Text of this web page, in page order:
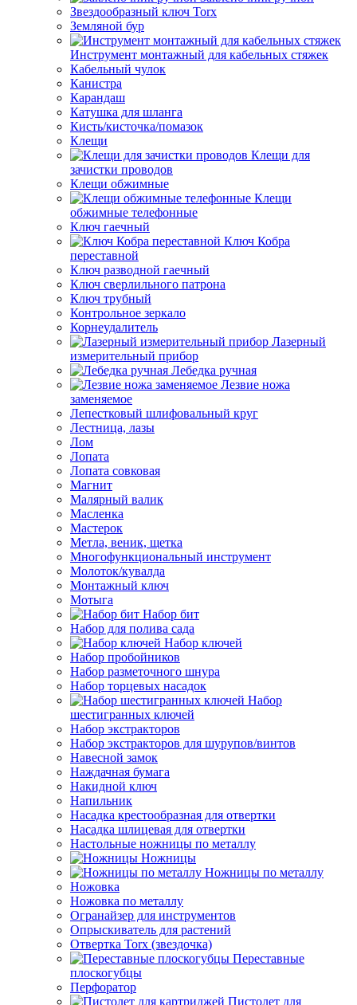
Звездообразный ключ Torx
Земляной бур
Инструмент монтажный для кабельных стяжек
Кабельный чулок
Канистра
Карандаш
Катушка для шланга
Кисть/кисточка/помазок
Клещи
Клещи для
зачистки проводов
Клещи обжимные
Клещи
обжимные телефонные
Ключ гаечный
Ключ Кобра
переставной
Ключ разводной гаечный
Ключ сверлильного патрона
Ключ трубный
Контрольное зеркало
Корнеудалитель
Лазерный
измерительный прибор
Лебедка ручная
Лезвие ножа
заменяемое
Лепестковый шлифовальный круг
Лестница, лазы
Лом
Лопата
Лопата совковая
Магнит
Малярный валик
Масленка
Мастерок
Метла, веник, щетка
Многофункциональный инструмент
Молоток/кувалда
Монтажный ключ
Мотыга
Набор бит
Набор для полива сада
Набор ключей
Набор пробойников
Набор разметочного шнура
Набор торцевых насадок
Набор
шестигранных ключей
Набор экстракторов
Набор экстракторов для шурупов/винтов
Навесной замок
Наждачная бумага
Накидной ключ
Напильник
Насадка крестообразная для отвертки
Насадка шлицевая для отвертки
Настольные ножницы по металлу
Ножницы
Ножницы по металлу
Ножовка
Ножовка по металлу
Огранайзер для инструментов
Опрыскиватель для растений
Отвертка Torx (звездочка)
Переставные
плоскогубцы
Перфоратор
Пистолет для